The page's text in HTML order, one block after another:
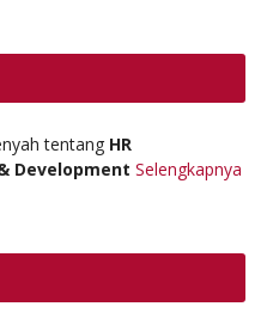
tentang HR
Development Selengkapnya